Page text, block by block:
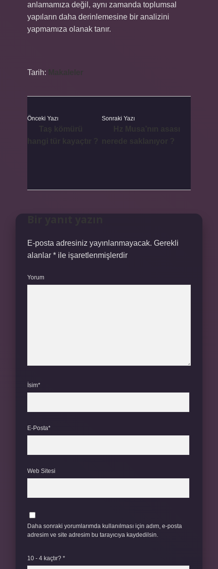
anlamamıza değil, aynı zamanda toplumsal
yapıların daha derinlemesine bir analizini
yapmamıza olanak tanır.
Tarih:
Önceki Yazı Sonraki Yazı
E-posta adresiniz yayınlanmayacak. Gerekli
alanlar * ile işaretlenmişlerdir
Yorum
İsim*
E-Posta*
Web Sitesi
Daha sonraki yorumlarımda kullanılması için adım, e-posta
adresim ve site adresim bu tarayıcıya kaydedilsin.
10 - 4 kaçtır? *